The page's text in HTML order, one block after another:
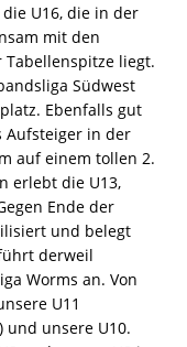
U16, die in der
mit den
liegt.
Südwest
Ebenfalls gut
Aufsteiger in der
auf einem tollen 2.
erlebt die U13,
Ende der
und belegt
derweil
Worms an. Von
U11
unsere U10.